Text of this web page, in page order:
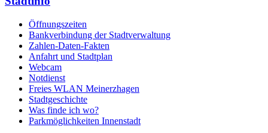
Öffnungszeiten
Bankverbindung der Stadtverwaltung
Zahlen-Daten-Fakten
Anfahrt und Stadtplan
Webcam
Notdienst
Freies WLAN Meinerzhagen
Stadtgeschichte
Was finde ich wo?
Parkmöglichkeiten Innenstadt